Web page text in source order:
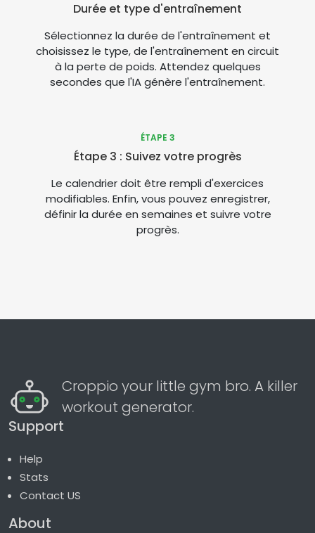
Durée et type d'entraînement
Sélectionnez la durée de l'entraînement et
choisissez le type, de l'entraînement en circuit
à la perte de poids. Attendez quelques
secondes que l'IA génère l'entraînement.
ÉTAPE 3
Étape 3 : Suivez votre progrès
Le calendrier doit être rempli d'exercices
modifiables. Enfin, vous pouvez enregistrer,
définir la durée en semaines et suivre votre
progrès.
Croppio your little gym bro. A killer
workout generator.
Support
Help
Stats
Contact US
About